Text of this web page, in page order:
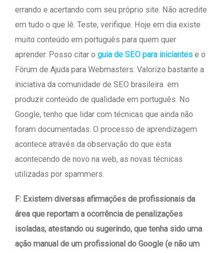
errando e acertando com seu próprio site. Não acredite
em tudo o que lê. Teste, verifique. Hoje em dia existe
muito conteúdo em português para quem quer
aprender. Posso citar o guia de SEO para iniciantes e o
Fórum de Ajuda para Webmasters. Valorizo bastante a
iniciativa da comunidade de SEO brasileira em
produzir conteúdo de qualidade em português. No
Google, tenho que lidar com técnicas que ainda não
foram documentadas. O processo de aprendizagem
acontece através da observação do que esta
acontecendo de novo na web, as novas técnicas
utilizadas por spammers.
F: Existem diversas afirmações de profissionais da
área que reportam a ocorrência de penalizações
isoladas, atestando ou sugerindo, que tenha sido uma
ação manual de um profissional do Google (e não um